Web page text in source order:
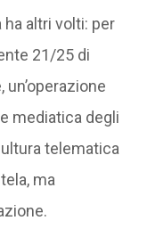
altri volti: per
21/25 di
mediatica degli
telematica
ma